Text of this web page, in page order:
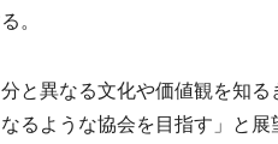
。
と異なる文化や価値観を知る
るような協会を目指す」と展